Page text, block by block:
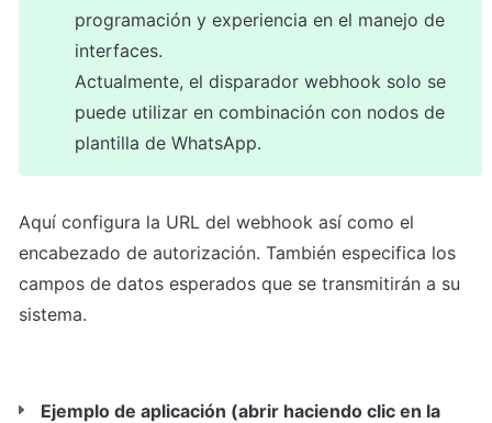
programación y experiencia en el manejo de
interfaces.
Actualmente, el disparador webhook solo se
puede utilizar en combinación con nodos de
plantilla de WhatsApp.
Aquí configura la URL del webhook así como el
encabezado de autorización. También especifica los
campos de datos esperados que se transmitirán a su
sistema.
Ejemplo de aplicación (abrir haciendo clic en la